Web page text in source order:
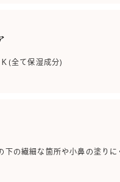
(全て保湿成分)
の繊細な箇所や小鼻の塗りに